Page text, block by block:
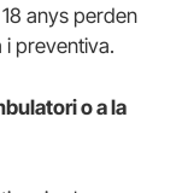
anys perden
i preventiva.
o a la